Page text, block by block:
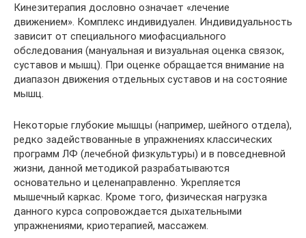
Кинезитерапия дословно означает «лечение
движением». Комплекс индивидуален. Индивидуальность
зависит от специального миофасциального
обследования (мануальная и визуальная оценка связок,
суставов и мышц). При оценке обращается внимание на
диапазон движения отдельных суставов и на состояние
мышц.
Некоторые глубокие мышцы (например, шейного отдела),
редко задействованные в упражнениях классических
программ ЛФ (лечебной физкультуры) и в повседневной
жизни, данной методикой разрабатываются
основательно и целенаправленно. Укрепляется
мышечный каркас. Кроме того, физическая нагрузка
данного курса сопровождается дыхательными
упражнениями, криотерапией, массажем.